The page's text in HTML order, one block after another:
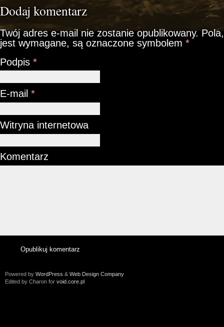
Dodaj komentarz
Twój adres e-mail nie zostanie opublikowany.Pola,
jest wymagane, są oznaczone symbolem *
Podpis *
E-mail *
Witryna internetowa
Komentarz
Powered by WordPress & Web Design Company
Edited by Charon for void.core.pl